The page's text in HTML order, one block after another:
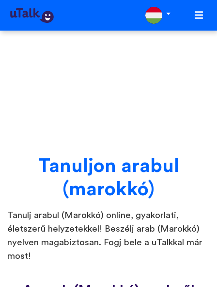
Tanuljon arabul
(marokkó)
Tanulj arabul (Marokkó) online, gyakorlati,
életszerű helyzetekkel! Beszélj arab (Marokkó)
nyelven magabiztosan. Fogj bele a uTalkkal már
most!